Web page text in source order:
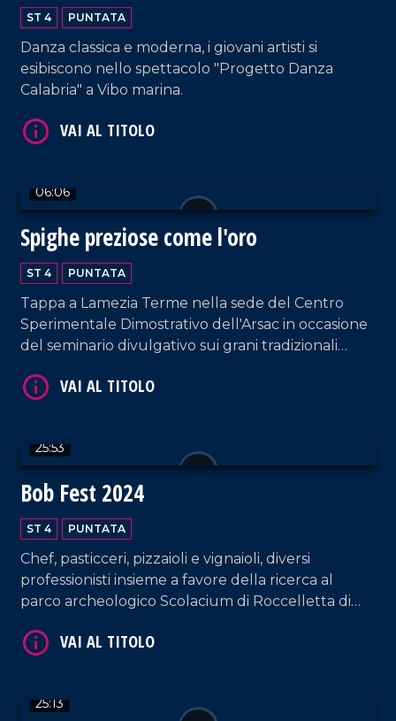
ST 4 PUNTATA
Danza classica e moderna, i giovani artisti si
esibiscono nello spettacolo "Progetto Danza
Calabria" a Vibo marina.
06:06
Spighe preziose come l'oro
ST 4 PUNTATA
Tappa a Lamezia Terme nella sede del Centro
Sperimentale Dimostrativo dell'Arsac in occasione
del seminario divulgativo sui grani tradizionali
25:53
Bob Fest 2024
ST 4 PUNTATA
Chef, pasticceri, pizzaioli e vignaioli, diversi
professionisti insieme a favore della ricerca al
parco archeologico Scolacium di Roccelletta di
25:13
VAI AL TITOLO
VAI AL TITOLO
VAI AL TITOLO